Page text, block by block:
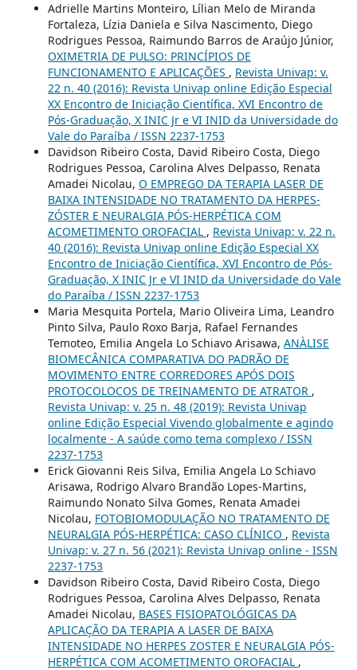
Adrielle Martins Monteiro, Lílian Melo de Miranda
Fortaleza, Lízia Daniela e Silva Nascimento, Diego
Rodrigues Pessoa, Raimundo Barros de Araújo Júnior,
OXIMETRIA DE PULSO: PRINCÍPIOS DE
FUNCIONAMENTO E APLICAÇÕES , Revista Univap: v.
22 n. 40 (2016): Revista Univap online Edição Especial
XX Encontro de Iniciação Científica, XVI Encontro de
Pós-Graduação, X INIC Jr e VI INID da Universidade do
Vale do Paraíba / ISSN 2237-1753
Davidson Ribeiro Costa, David Ribeiro Costa, Diego
Rodrigues Pessoa, Carolina Alves Delpasso, Renata
Amadei Nicolau, O EMPREGO DA TERAPIA LASER DE
BAIXA INTENSIDADE NO TRATAMENTO DA HERPES-
ZÓSTER E NEURALGIA PÓS-HERPÉTICA COM
ACOMETIMENTO OROFACIAL , Revista Univap: v. 22 n.
40 (2016): Revista Univap online Edição Especial XX
Encontro de Iniciação Científica, XVI Encontro de Pós-
Graduação, X INIC Jr e VI INID da Universidade do Vale
do Paraíba / ISSN 2237-1753
Maria Mesquita Portela, Mario Oliveira Lima, Leandro
Pinto Silva, Paulo Roxo Barja, Rafael Fernandes
Temoteo, Emilia Angela Lo Schiavo Arisawa, ANÀLISE
BIOMECÂNICA COMPARATIVA DO PADRÃO DE
MOVIMENTO ENTRE CORREDORES APÓS DOIS
PROTOCOLOCOS DE TREINAMENTO DE ATRATOR ,
Revista Univap: v. 25 n. 48 (2019): Revista Univap
online Edição Especial Vivendo globalmente e agindo
localmente - A saúde como tema complexo / ISSN
2237-1753
Erick Giovanni Reis Silva, Emilia Angela Lo Schiavo
Arisawa, Rodrigo Alvaro Brandão Lopes-Martins,
Raimundo Nonato Silva Gomes, Renata Amadei
Nicolau, FOTOBIOMODULAÇÃO NO TRATAMENTO DE
NEURALGIA PÓS-HERPÉTICA: CASO CLÍNICO , Revista
Univap: v. 27 n. 56 (2021): Revista Univap online - ISSN
2237-1753
Davidson Ribeiro Costa, David Ribeiro Costa, Diego
Rodrigues Pessoa, Carolina Alves Delpasso, Renata
Amadei Nicolau, BASES FISIOPATOLÓGICAS DA
APLICAÇÃO DA TERAPIA A LASER DE BAIXA
INTENSIDADE NO HERPES ZOSTER E NEURALGIA PÓS-
HERPÉTICA COM ACOMETIMENTO OROFACIAL ,